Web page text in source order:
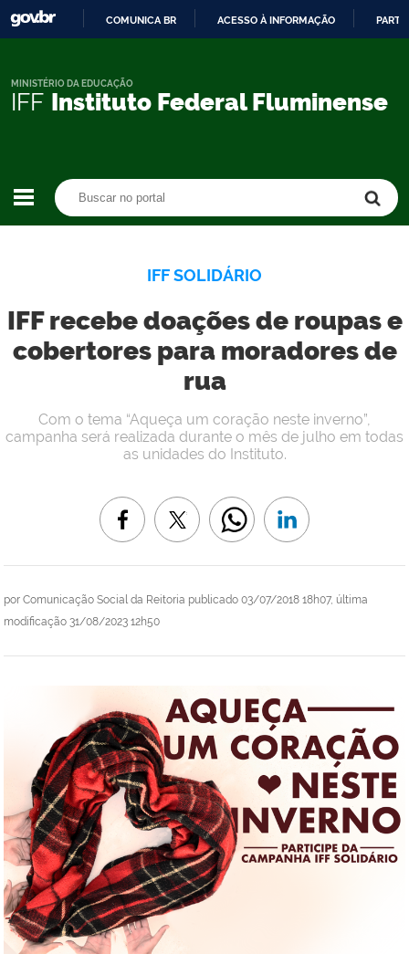
CONTEÚDO
COMUNICA BR ACESSO À INFORMAÇÃO
IFF Instituto Federal Fluminense
MINISTÉRIO DA EDUCAÇÃO
IFF SOLIDÁRIO
IFF recebe doações de roupas e
cobertores para moradores de
rua
por Comunicação Social da Reitoria publicado 03/07/2018 18h07, última
modificação 31/08/2023 12h50
Com o tema “Aqueça um coração neste inverno”,
campanha será realizada durante o mês de julho em todas
as unidades do Instituto.